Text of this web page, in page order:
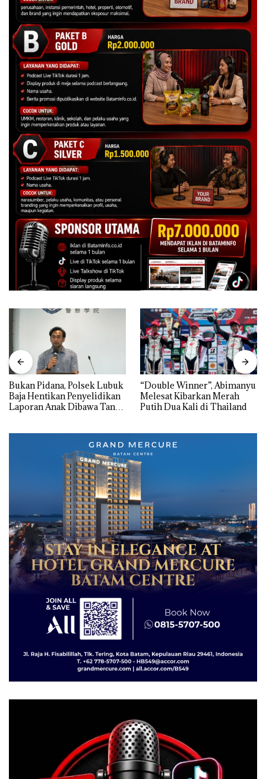
Bukan Pidana, Polsek Lubuk
Baja Hentikan Penyelidikan
Laporan Anak Dibawa Tanpa
“Double Winner”, Abimanyu
Melesat Kibarkan Merah
Putih Dua Kali di Thailand